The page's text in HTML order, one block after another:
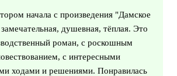
начала с произведения "Дамское
душевная, тёплая. Это
роман, с роскошным
с интересными
ходами и решениями. Понравилась